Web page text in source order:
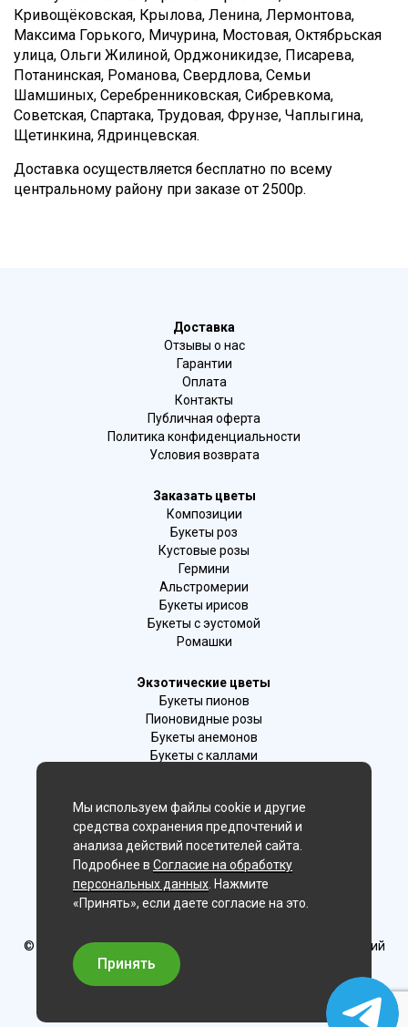
Кривощёковская, Крылова, Ленина, Лермонтова,
Максима Горького, Мичурина, Мостовая, Октябрьская
улица, Ольги Жилиной, Орджоникидзе, Писарева,
Потанинская, Романова, Свердлова, Семьи
Шамшиных, Серебренниковская, Сибревкома,
Советская, Спартака, Трудовая, Фрунзе, Чаплыгина,
Щетинкина, Ядринцевская.
Доставка осуществляется бесплатно по всему
центральному району при заказе от 2500р.
Доставка
Отзывы о нас
Гарантии
Оплата
Контакты
Публичная оферта
Политика конфиденциальности
Условия возврата
Заказать цветы
Композиции
Букеты роз
Кустовые розы
Гермини
Альстромерии
Букеты ирисов
Букеты с эустомой
Ромашки
Экзотические цветы
Букеты пионов
Пионовидные розы
Букеты анемонов
Букеты с каллами
Лаванда
Гиацинты
Мы в соц. сетях:
Иркутск, г. Иркутск ул.Ленина 25
© Delaflor - доставка цветов, 2012-2026
ИП Рыжков Евгений
Вячеславович
ИНН 540409481687 ОГРН 325547600130383
Мы используем файлы cookie и другие
средства сохранения предпочтений и
анализа действий посетителей сайта.
Подробнее в Согласие на обработку
персональных данных . Нажмите
«Принять», если даете согласие на это.
Принять